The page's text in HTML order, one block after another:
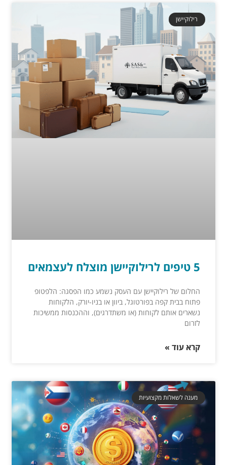
רילוקיישן
5 טיפים לרילוקיישן מוצלח לעצמאים
החלום של רילוקיישן עם העסק נשמע כמו הפסגה: הלפטופ
פתוח בבית קפה בפורטוגל, ביוון או בניו-יורק, הלקוחות
נשארים אותם לקוחות (או משתדרגים), וההכנסות ממשיכות
לזרום
קרא עוד »
מענה לשאלות מקצועיות